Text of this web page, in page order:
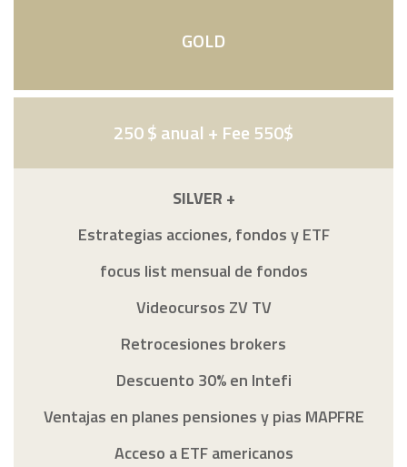
GOLD
250 $ anual + Fee 550$
SILVER +
Estrategias acciones, fondos y ETF
focus list mensual de fondos
Videocursos ZV TV
Retrocesiones brokers
Descuento 30% en Intefi
Ventajas en planes pensiones y pias MAPFRE
Acceso a ETF americanos